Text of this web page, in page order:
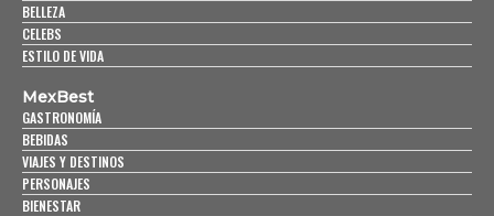
BELLEZA
CELEBS
ESTILO DE VIDA
MexBest
GASTRONOMÍA
BEBIDAS
VIAJES Y DESTINOS
PERSONAJES
BIENESTAR